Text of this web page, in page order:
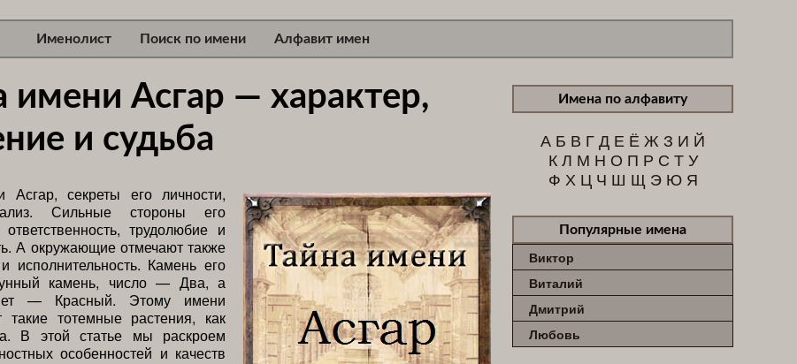
Именолист Поиск по имени Алфавит имен
имени Асгар — характер,
и судьба
Асгар, секреты его личности,
Сильные стороны его
трудолюбие и
А окружающие отмечают также
исполнительность. Камень его
камень, число — Два, а
— Красный. Этому имени
такие тотемные растения, как
В этой статье мы раскроем
особенностей и качеств
Имена по алфавиту
А Б В ГД Е Ё Ж З И Й
К Л М Н О П Р С Т У
Ф Х Ц Ч Ш Щ Э Ю Я
Популярные имена
Виктор
Виталий
Дмитрий
Любовь